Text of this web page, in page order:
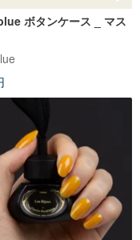
ボタンケース _ マス